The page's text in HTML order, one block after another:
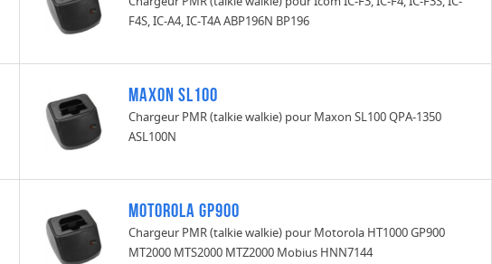
F4S, IC-A4, IC-T4A ABP196N BP196
Maxon SL100
Chargeur PMR (talkie walkie) pour Maxon SL100 QPA-1350
ASL100N
Motorola GP900
Chargeur PMR (talkie walkie) pour Motorola HT1000 GP900
MT2000 MTS2000 MTZ2000 Mobius HNN7144